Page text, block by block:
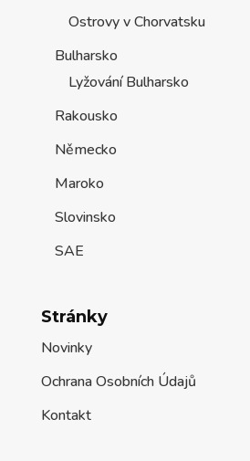
Ostrovy v Chorvatsku
Bulharsko
Lyžování Bulharsko
Rakousko
Německo
Maroko
Slovinsko
SAE
Stránky
Novinky
Ochrana Osobních Údajů
Kontakt